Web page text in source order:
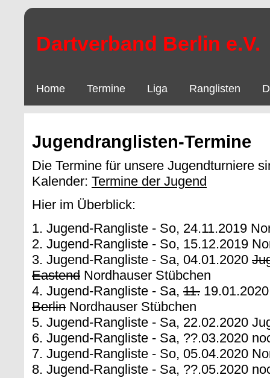
Dartverband Berlin e.V.
Home Termine Liga Ranglisten
Jugendranglisten-Termine
Die Termine für unsere Jugendturniere
Kalender: Termine der Jugend
Hier im Überblick:
1. Jugend-Rangliste - So, 24.11.2019
2. Jugend-Rangliste - So, 15.12.2019
3. Jugend-Rangliste - Sa, 04.01.2020
Eastend Nordhauser Stübchen
4. Jugend-Rangliste - Sa, 11.
Berlin Nordhauser Stübchen
5. Jugend-Rangliste - Sa, 22.02.2020
6. Jugend-Rangliste - Sa, ??.03.2020
7. Jugend-Rangliste - So, 05.04.2020
8. Jugend-Rangliste - Sa, ??.05.2020